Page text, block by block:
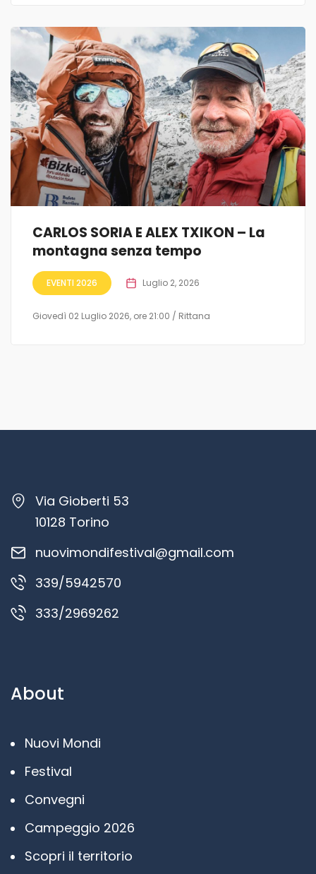
CARLOS SORIA E ALEX TXIKON – La
montagna senza tempo
EVENTI 2026 Luglio 2, 2026
Giovedì 02 Luglio 2026, ore 21:00 / Rittana
Via Gioberti 53
10128 Torino
nuovimondifestival@gmail.com
339/5942570
333/2969262
About
Nuovi Mondi
Festival
Convegni
Campeggio 2026
Scopri il territorio